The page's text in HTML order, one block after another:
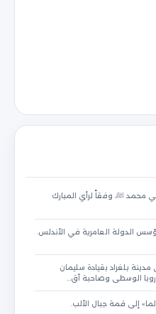
محمد ﷺ، وفقاً لرأي المبارك
الدولة العامرية في الأندلس.
بلغراد بقيادة سليمان
الوسطى وصاحبة أق…
إلى قمة جبال الألب.